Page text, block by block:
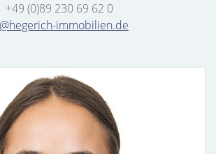
+49 (0)89 230 69 62 0
immobilien.de